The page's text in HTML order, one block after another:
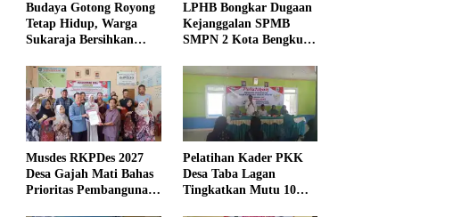
Budaya Gotong Royong
Tetap Hidup, Warga
Sukaraja Bersihkan
LPHB Bongkar Dugaan
Kejanggalan SPMB
SMPN 2 Kota Bengkulu,
Menyeluruh
Musdes RKPDes 2027
Desa Gajah Mati Bahas
Prioritas Pembangunan
Pelatihan Kader PKK
Desa Taba Lagan
Tingkatkan Mutu 10